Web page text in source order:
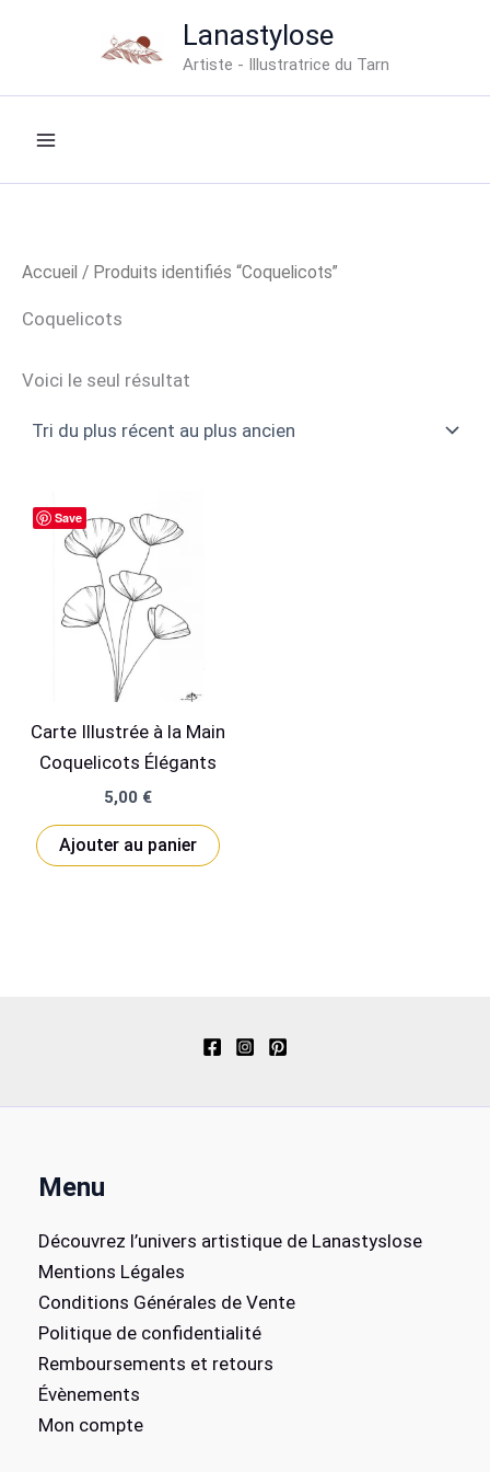
Lanastylose
Artiste - Illustratrice du Tarn
Accueil / Produits identifiés “Coquelicots”
Coquelicots
Voici le seul résultat
Save
Carte Illustrée à la Main
Coquelicots Élégants
5,00 €
Ajouter au panier
Menu
Découvrez l’univers artistique de Lanastyslose
Mentions Légales
Conditions Générales de Vente
Politique de confidentialité
Remboursements et retours
Évènements
Mon compte